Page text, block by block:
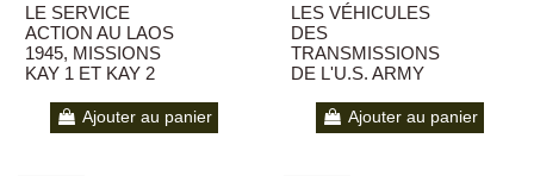
LE SERVICE
ACTION AU LAOS
1945, MISSIONS
KAY 1 ET KAY 2
Ajouter au panier
LES VÉHICULES
DES
TRANSMISSIONS
DE L'U.S. ARMY
Ajouter au panier